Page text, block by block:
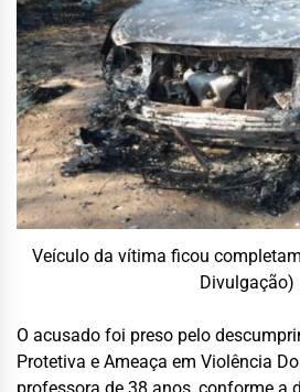
Veículo da vítima ficou
Divulgação)
O acusado foi preso pelo
Protetiva e Ameaça em Violência
professora de 38 anos, conforme a